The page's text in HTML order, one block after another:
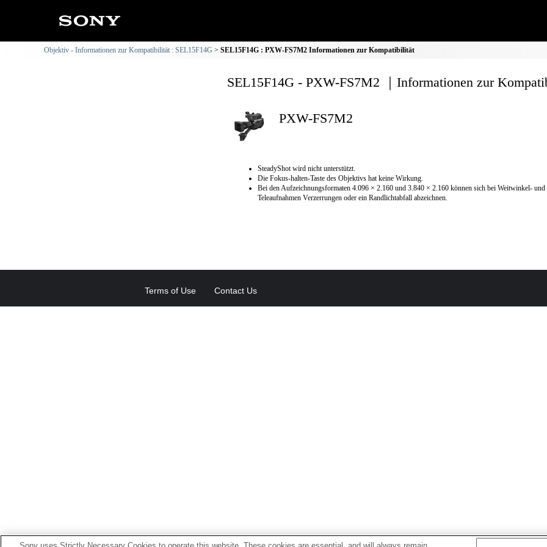
Objektiv - Informationen zur Kompatibilität : SEL15F14G SEL15F14G : PXW-FS7M2 Informationen zur Kompatibilität
SEL15F14G - PXW-FS7M2 ｜Informationen zur
PXW-FS7M2
SteadyShot wird nicht unterstützt.
Die Fokus-halten-Taste des Objektivs hat keine Wirkung.
Bei den Aufzeichnungsformaten 4.096 × 2.160 und 3.840 × 2.160 können sich bei Weitwinkel- und
Teleaufnahmen Verzerrungen oder ein Randlichtabfall abzeichnen.
Terms of Use Contact Us